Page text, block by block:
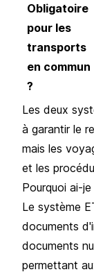
Obligatoire
pour les
transports
en commun
?
Les deux
à garantir le
mais les
et les
Pourquoi ai-
Le système
documents
documents
permettant